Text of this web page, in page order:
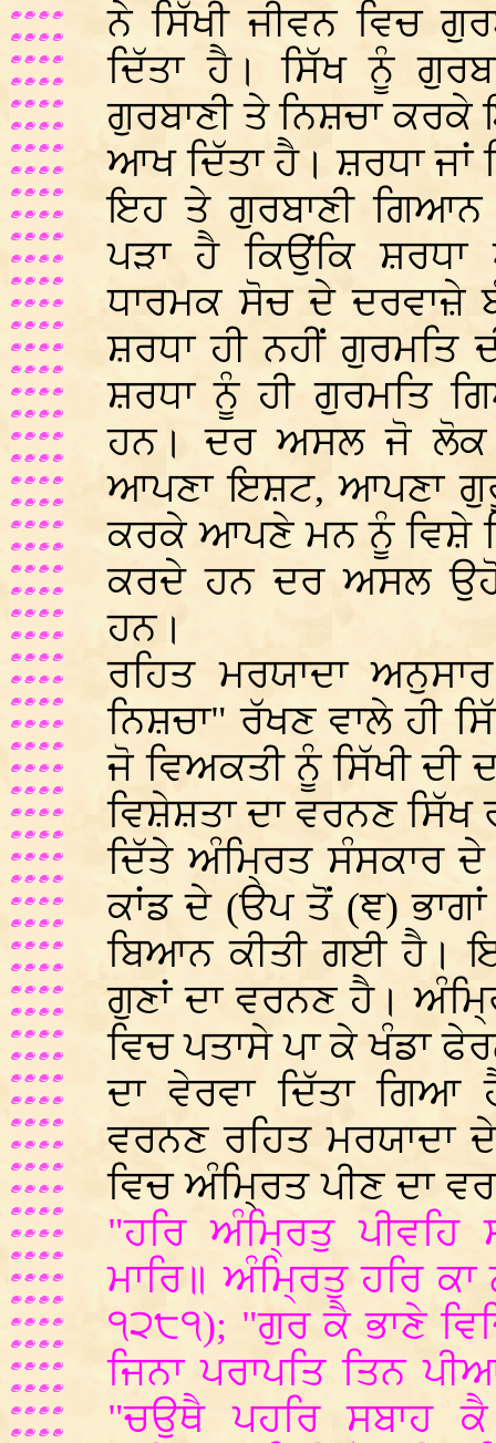
ਨੇ ਸਿੱਖੀ ਜੀਵਨ ਵਿਚ
ਦਿੱਤਾ ਹੈ। ਸਿੱਖ ਨੂੰ
ਗੁਰਬਾਣੀ ਤੇ ਨਿਸ਼ਚਾ
ਆਖ ਦਿੱਤਾ ਹੈ। ਸ਼ਰਧਾ ਜਾਂ
ਇਹ ਤੇ ਗੁਰਬਾਣੀ ਗਿਆਨ
ਪੜਾ ਹੈ ਕਿਉਂਕਿ
ਧਾਰਮਕ ਸੋਚ ਦੇ ਦਰਵਾਜ਼ੇ
ਸ਼ਰਧਾ ਹੀ ਨਹੀਂ ਗੁਰਮਤਿ
ਸ਼ਰਧਾ ਨੂੰ ਹੀ ਗੁਰਮਤਿ
ਹਨ। ਦਰ ਅਸਲ ਜੋ ਲੋਕ
ਆਪਣਾ ਇਸ਼ਟ, ਆਪਣਾ
ਕਰਕੇ ਆਪਣੇ ਮਨ ਨੂੰ ਵਿਸ਼ੇ
ਕਰਦੇ ਹਨ ਦਰ ਅਸਲ ਉਹੋ
ਹਨ।
ਰਹਿਤ ਮਰਯਾਦਾ
ਨਿਸ਼ਚਾ" ਰੱਖਣ ਵਾਲੇ ਹੀ
ਜੋ ਵਿਅਕਤੀ ਨੂੰ ਸਿੱਖੀ ਦੀ
ਵਿਸ਼ੇਸ਼ਤਾ ਦਾ ਵਰਨਣ ਸਿੱਖ
ਦਿੱਤੇ ਅੰਮ੍ਰਿਤ ਸੰਸਕਾਰ
ਕਾਂਡ ਦੇ (ੳਪ ਤੋਂ (ਞ)
ਬਿਆਨ ਕੀਤੀ ਗਈ ਹੈ।
ਗੁਣਾਂ ਦਾ ਵਰਨਣ ਹੈ।
ਵਿਚ ਪਤਾਸੇ ਪਾ ਕੇ ਖੰਡਾ
ਦਾ ਵੇਰਵਾ ਦਿੱਤਾ ਗਿਆ
ਵਰਨਣ ਰਹਿਤ ਮਰਯਾਦਾ
ਵਿਚ ਅੰਮ੍ਰਿਤ ਪੀਣ ਦਾ
"ਹਰਿ ਅੰਮ੍ਰਿਤੁ ਪੀਵਹਿ
ਮਾਰਿ॥ ਅੰਮ੍ਰਿਤੁ ਹਰਿ
੧੨੮੧); "ਗੁਰ ਕੈ ਭਾਣੇ
ਜਿਨਾ ਪਰਾਪਤਿ ਤਿਨ
"ਚਉਥੈ ਪਹਰਿ ਸਬਾਹ